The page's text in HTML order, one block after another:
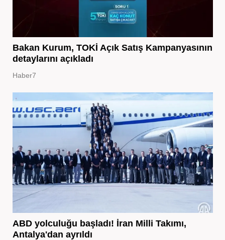
Bakan Kurum, TOKİ Açık Satış Kampanyasının
detaylarını açıkladı
Haber7
ABD yolculuğu başladı! İran Milli Takımı,
Antalya'dan ayrıldı